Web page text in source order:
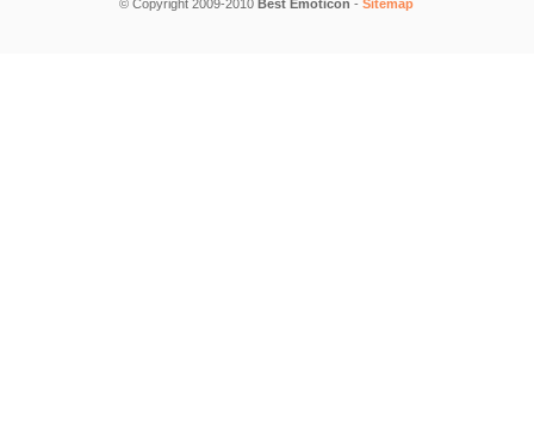
© Copyright 2009-2010 Best Emoticon - Sitemap